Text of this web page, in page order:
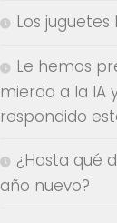
Los juguetes
Le hemos
mierda a la IA
respondido
¿Hasta qué
año nuevo?